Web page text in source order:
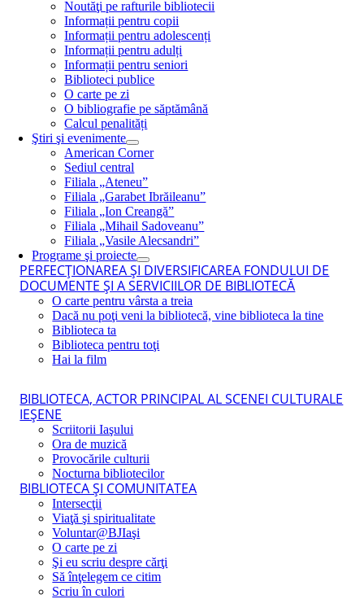
Noutăţi pe rafturile bibliotecii
Informații pentru copii
Informații pentru adolescenți
Informații pentru adulți
Informații pentru seniori
Biblioteci publice
O carte pe zi
O bibliografie pe săptămână
Calcul penalități
Ştiri şi evenimente
American Corner
Sediul central
Filiala „Ateneu”
Filiala „Garabet Ibrăileanu”
Filiala „Ion Creangă”
Filiala „Mihail Sadoveanu”
Filiala „Vasile Alecsandri”
Programe şi proiecte
PERFECŢIONAREA ŞI DIVERSIFICAREA FONDULUI DE
DOCUMENTE ŞI A SERVICIILOR DE BIBLIOTECĂ
O carte pentru vârsta a treia
Dacă nu poţi veni la bibliotecă, vine biblioteca la tine
Biblioteca ta
Biblioteca pentru toţi
Hai la film
BIBLIOTECA, ACTOR PRINCIPAL AL SCENEI CULTURALE
IEŞENE
Scriitorii Iaşului
Ora de muzică
Provocările culturii
Nocturna bibliotecilor
BIBLIOTECA ŞI COMUNITATEA
Intersecţii
Viaţă şi spiritualitate
Voluntar@BJIaşi
O carte pe zi
Şi eu scriu despre cărţi
Să înţelegem ce citim
Scriu în culori